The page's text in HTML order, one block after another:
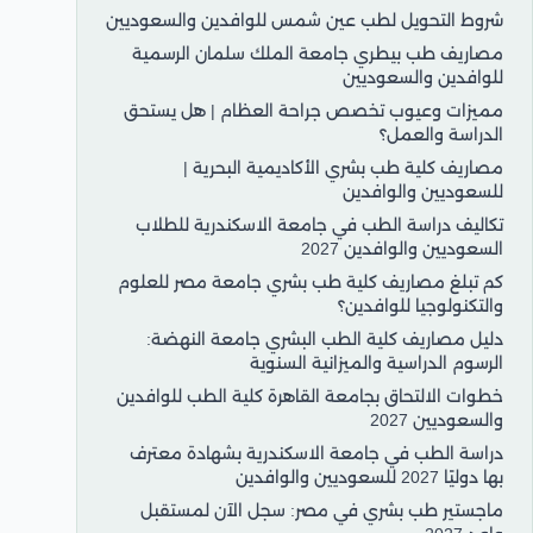
شروط التحويل لطب عين شمس للوافدين والسعوديين
مصاريف طب بيطري جامعة الملك سلمان الرسمية
للوافدين والسعوديين
مميزات وعيوب تخصص جراحة العظام | هل يستحق
الدراسة والعمل؟
مصاريف كلية طب بشري الأكاديمية البحرية |
للسعوديين والوافدين
تكاليف دراسة الطب في جامعة الاسكندرية للطلاب
السعوديين والوافدين 2027
كم تبلغ مصاريف كلية طب بشري جامعة مصر للعلوم
والتكنولوجيا للوافدين؟
دليل مصاريف كلية الطب البشري جامعة النهضة:
الرسوم الدراسية والميزانية السنوية
خطوات الالتحاق بجامعة القاهرة كلية الطب للوافدين
والسعوديين 2027
دراسة الطب في جامعة الاسكندرية بشهادة معترف
بها دوليًا 2027 للسعوديين والوافدين
ماجستير طب بشري في مصر: سجل الآن لمستقبل